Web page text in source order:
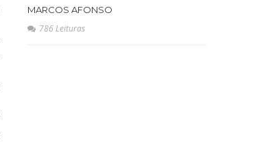
MARCOS AFONSO
786 Leituras